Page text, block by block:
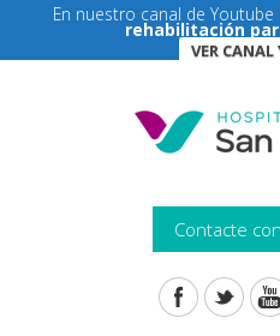
En nuestro canal de
rehabilitación
VER
Contacte